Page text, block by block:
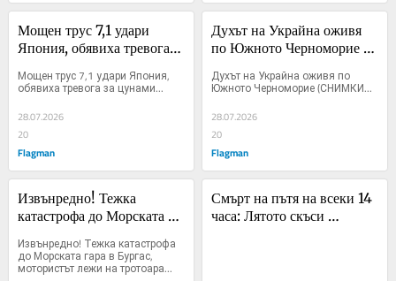
Мощен трус 7,1 удари
Япония, обявиха тревога
Мощен трус 7,1 удари Япония,
обявиха тревога за цунами...
28.07.2026
20
Flagman
Духът на Украйна оживя
по Южното Черноморие
Духът на Украйна оживя по
Южното Черноморие (СНИМКИ...
28.07.2026
20
Flagman
Извънредно! Тежка
катастрофа до Морската
лежи на тротоара
Извънредно! Тежка катастрофа
до Морската гара в Бургас,
мотористът лежи на тротоара...
Смърт на пътя на всеки 14
часа: Лятото скъси